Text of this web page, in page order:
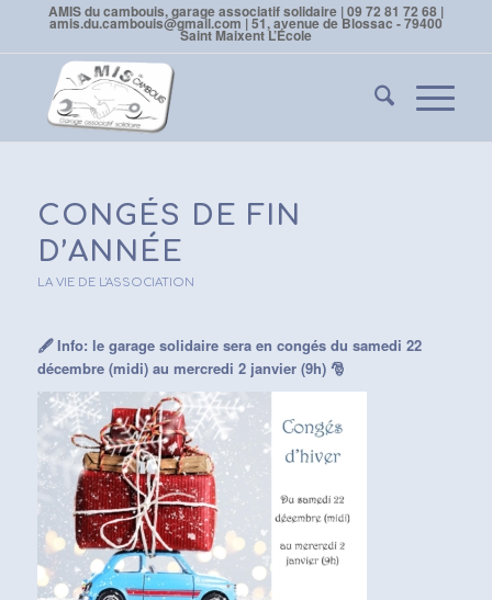
AMIS du cambouis, garage associatif solidaire | 09 72 81 72 68 |
amis.du.cambouis@gmail.com | 51, avenue de Blossac - 79400
Saint Maixent L’École
CONGÉS DE FIN
D’ANNÉE
LA VIE DE L'ASSOCIATION
🖋Info: le garage solidaire sera en congés du samedi 22
décembre (midi) au mercredi 2 janvier (9h) 🎅